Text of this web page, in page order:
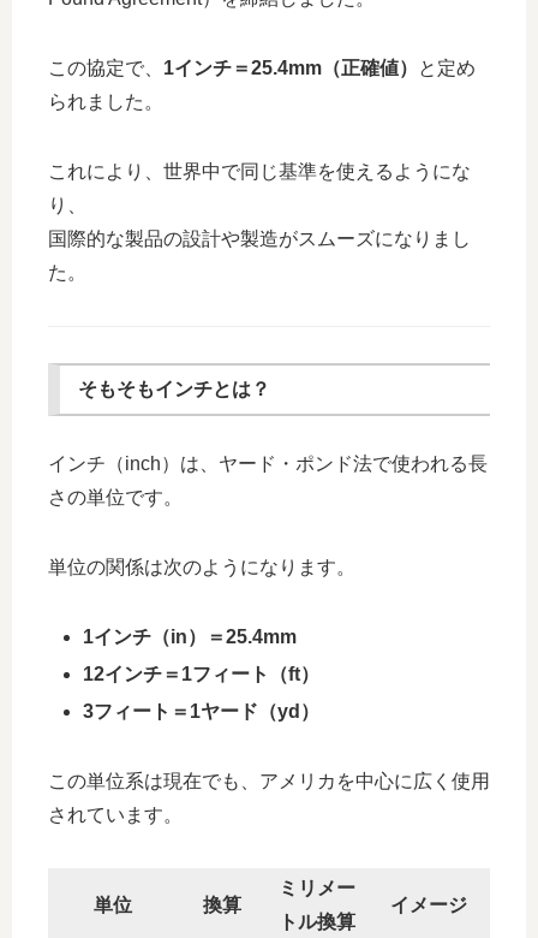
この協定で、 1インチ＝25.4mm（正確値）
と定め
られました。
これにより、世界中で同じ基準を使えるようにな
り、
国際的な製品の設計や製造がスムーズになりまし
た。
そもそもインチとは？
インチ（inch）は、ヤード・ポンド法で使われる長
さの単位です。
単位の関係は次のようになります。
1インチ（in）＝25.4mm
12インチ＝1フィート（ft）
3フィート＝1ヤード（yd）
この単位系は現在でも、アメリカを中心に広く使用
されています。
単位 換算
ミリメー
トル換算
イメージ